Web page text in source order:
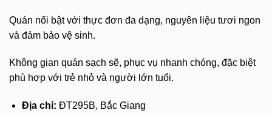
Quán nổi bật với thực đơn đa dạng, nguyên liệu tươi ngon
và đảm bảo vệ sinh.
Không gian quán sạch sẽ, phục vụ nhanh chóng, đặc biệt
phù hợp với trẻ nhỏ và người lớn tuổi.
Địa chỉ: ĐT295B, Bắc Giang